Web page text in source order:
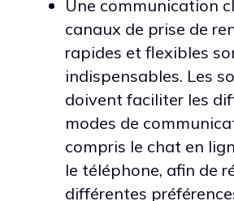
Une communication
canaux de prise de
rapides et flexibles
indispensables. Les
doivent faciliter les
modes de
compris le chat en
le téléphone, afin de
différentes